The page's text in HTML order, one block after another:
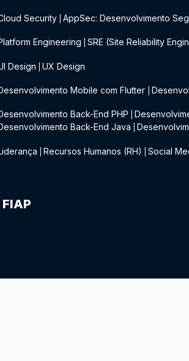
Security AppSec: Desenvolvimento
Engineering SRE (Site Reliability
Design UX Design
Mobile com Flutter
Back-End PHP
Back-End Java
Recursos Humanos (RH) Social
FIAP